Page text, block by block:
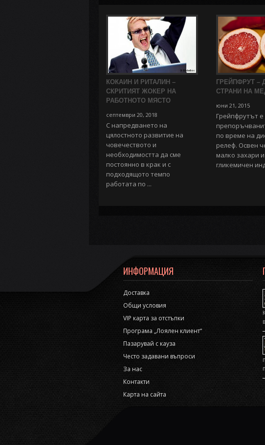
КОКАИН И РИТАЛИН –
СКРИТИЯТ ЖОКЕР НА
РАБОТНОТО МЯСТО
септември 20, 2018
С напредването на
цялостното развитие на
човечеството и
необходимостта да сме
постоянно в крак и с
подходящото темпо
работата по ...
ГРЕЙПФРУТ –
СТРАНИ НА
юни 21, 2015
Грейпфрутът
по време на
релеф. Освен
малко захари
гликемичен
ИНФОРМАЦИЯ
Доставка
Общи условия
VIP карта за отстъпки
Програма „Лоялен клиент“
Пазарувай с кауза
Често задавани въпроси
За нас
Контакти
Карта на сайта